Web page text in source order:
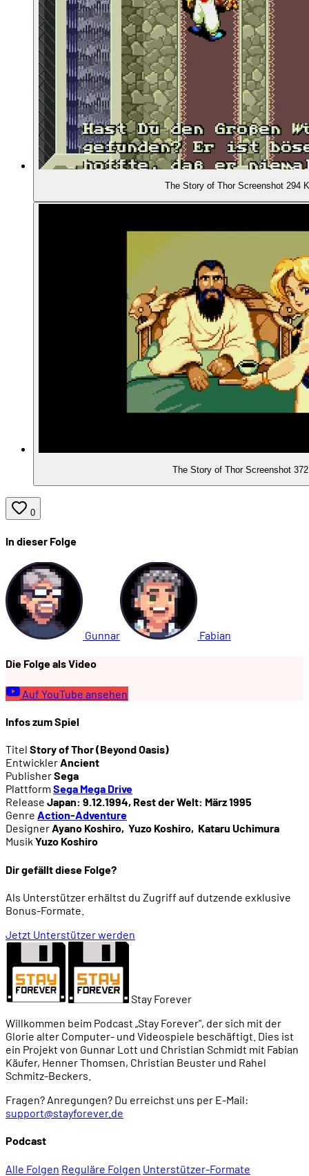
The Story of Thor Screenshot 294
The Story of Thor Screenshot
0
In dieser Folge
Gunnar Fabian
Die Folge als Video
Auf YouTube ansehen
Infos zum Spiel
Titel Story of Thor (Beyond Oasis)
EntwicklerAncient
PublisherSega
Plattform Sega Mega Drive
Release Japan: 9.12.1994, Rest der Welt: März 1995
Genre Action-Adventure
DesignerAyano Koshiro, Yuzo Koshiro, Kataru Uchimura
Musik Yuzo Koshiro
Dir gefällt diese Folge?
Als Unterstützer erhältst du Zugriff auf dutzende exklusive
Bonus-Formate.
Jetzt Unterstützer werden
Stay Forever
Willkommen beim Podcast „Stay Forever", der sich mit der
Glorie alter Computer- und Videospiele beschäftigt. Dies ist
ein Projekt von Gunnar Lott und Christian Schmidt mit Fabian
Käufer, Henner Thomsen, Christian Beuster und Rahel
Schmitz-Beckers.
Fragen? Anregungen? Du erreichst uns per E-Mail:
support@stayforever.de
Podcast
Alle Folgen Reguläre Folgen Unterstützer-Formate